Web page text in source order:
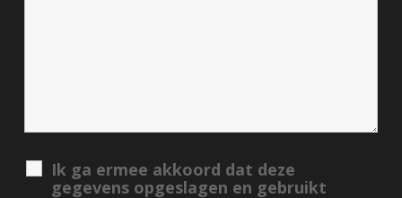
Ik ga ermee akkoord dat deze
gegevens opgeslagen en gebruikt